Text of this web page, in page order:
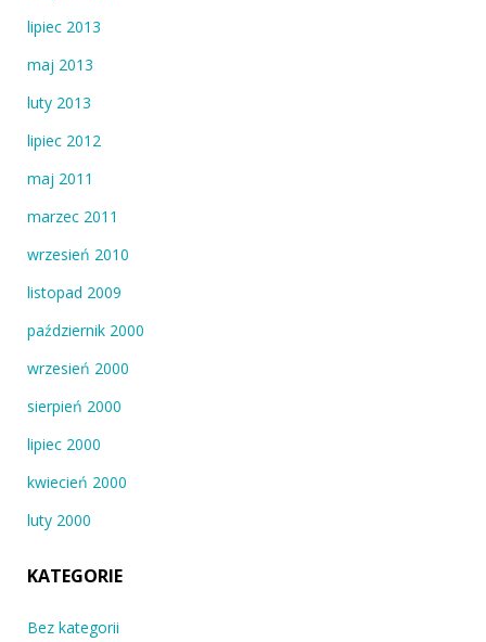
lipiec 2013
maj 2013
luty 2013
lipiec 2012
maj 2011
marzec 2011
wrzesień 2010
listopad 2009
październik 2000
wrzesień 2000
sierpień 2000
lipiec 2000
kwiecień 2000
luty 2000
KATEGORIE
Bez kategorii